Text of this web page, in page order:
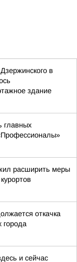
в
здание
главных
расширить меры
откачка
города
и сейчас